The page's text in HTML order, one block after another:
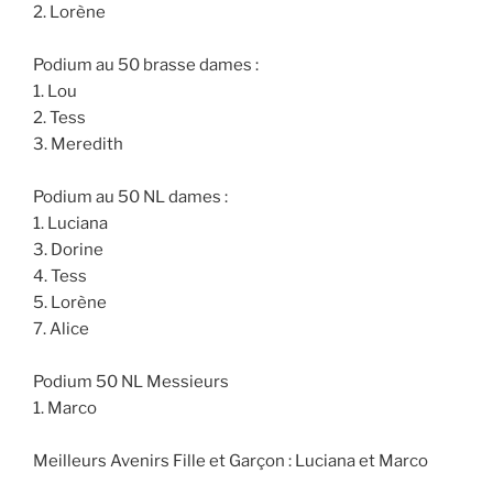
2. Lorène
Podium au 50 brasse dames :
1. Lou
2. Tess
3. Meredith
Podium au 50 NL dames :
1. Luciana
3. Dorine
4. Tess
5. Lorène
7. Alice
Podium 50 NL Messieurs
1. Marco
Meilleurs Avenirs Fille et Garçon : Luciana et Marco